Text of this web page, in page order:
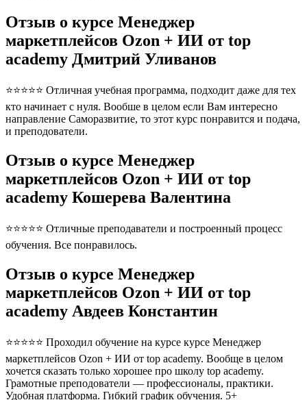
Отзыв о курсе Менеджер
маркетплейсов Ozon + ИИ от top
academy Дмитрий Уливанов
⭐⭐⭐⭐⭐ Отличная учебная программа, подходит даже для тех
кто начинает с нуля. Вообше в целом если Вам интересно
направление Саморазвитие, то этот курс понравится и подача,
и преподователи.
Отзыв о курсе Менеджер
маркетплейсов Ozon + ИИ от top
academy Кошерева Валентина
⭐⭐⭐⭐⭐ Отличные преподаватели и построенный процесс
обучения. Все понравилось.
Отзыв о курсе Менеджер
маркетплейсов Ozon + ИИ от top
academy Авдеев Константин
⭐⭐⭐⭐⭐ Проходил обучение на курсе курсе Менеджер
маркетплейсов Ozon + ИИ от top academy. Вообще в целом
хочется сказать только хорошее про школу top academy.
Грамотные преподователи — профессионалы, практики.
Удобная платформа. Гибкий график обучения. 5+